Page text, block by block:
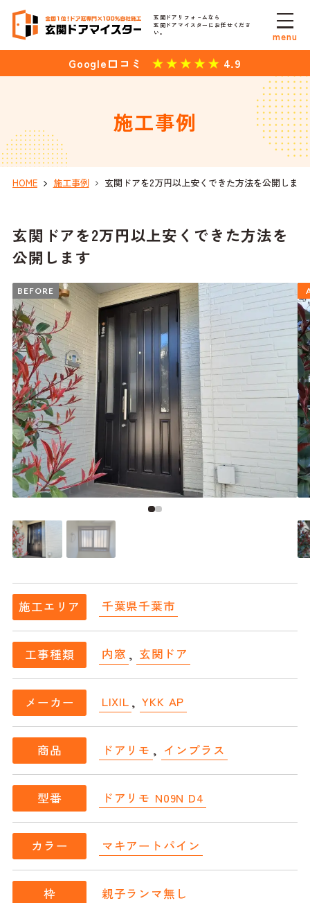
玄関ドアリフォ－ムなら
玄関ドアマイスターにお任せくださ
い。
Google口コミ 4.9
menu
施工事例
HOME 施工事例 玄関ドアを2万円以上安くできた方法を公開します
玄関ドアを2万円以上安くできた方法を
公開します
BEFORE
施工エリア 千葉県千葉市
工事種類 内窓 , 玄関ドア
メーカー LIXIL , YKK AP
商品 ドアリモ , インプラス
型番 ドアリモ N09N D4
カラー マキアートパイン
枠 親子ランマ無し